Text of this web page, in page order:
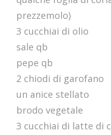
prezzemolo)
3 cucchiai di olio
sale qb
pepe qb
2 chiodi di garofano
un anice stellato
brodo vegetale
3 cucchiai di latte di